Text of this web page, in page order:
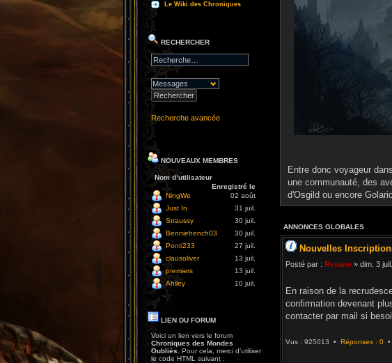
Entre donc voyageur
une communauté, des
d'Osgild ou encore
ANNONCES GLOBALES
Nouvelles
Posté par : Resane » dim. 3
En raison de la
confirmation devenant
contacter par mail si
Vus : 925013 • Réponses : 0 •
Le Wiki des Chroniques
RECHERCHER
Recherche avancée
NOUVEAUX MEMBRES
Nom d’utilisateur
Enregistré le
NingWe
02 août
Just In
31 juil.
Straussy
30 juil.
Benniehench03
30 juil.
Ponti233
27 juil.
clausoliver
13 juil.
premiers
13 juil.
Ahiley
10 juil.
LIEN DU FORUM
Voici un lien vers le forum
Chroniques des Mondes
Oubliés . Pour cela, merci d’utiliser
le code HTML suivant :